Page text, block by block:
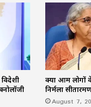
क्या आम लोगों के
निर्मला
August 7,